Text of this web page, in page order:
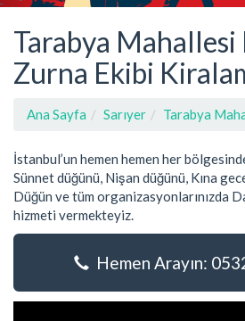
Tarabya Mahallesi
Zurna Ekibi
Ana Sayfa Sarıyer Tarabya
İstanbul’un hemen hemen her
Sünnet düğünü, Nişan düğünü, Kına
Düğün ve tüm organizasyonlarınızda
hizmeti vermekteyiz.
Hemen Arayın: